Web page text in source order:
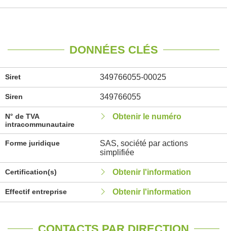
DONNÉES CLÉS
Siret 349766055-00025
Siren 349766055
N° de TVA
intracommunautaire
Obtenir le numéro
Forme juridique
SAS, société par actions
simplifiée
Certification(s) Obtenir l'information
Effectif entreprise Obtenir l'information